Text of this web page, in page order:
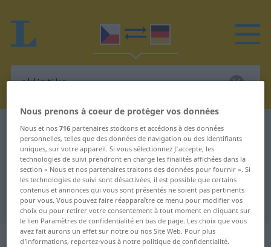
Dictionnaire Tchèque-Allemand ekliptika
Traduction Tchèque-Allemand de
"ekliptika"
"ekliptika" - traduction Allemand
„ekliptika“: feminin
Nous prenons à coeur de protéger vos données
Nous et nos716 partenaires stockons et accédons à des données
personnelles, telles que des données de navigation ou des identifiants
uniques, sur votre appareil. Si vous sélectionnez J'accepte, les
technologies de suivi prendront en charge les finalités affichées dans la
section « Nous et nos partenaires traitons des données pour fournir ». Si
les technologies de suivi sont désactivées, il est possible que certains
contenus et annonces qui vous sont présentés ne soient pas pertinents
pour vous. Vous pouvez faire réapparaître ce menu pour modifier vos
choix ou pour retirer votre consentement à tout moment en cliquant sur
le lien Paramètres de confidentialité en bas de page. Les choix que vous
avez fait aurons un effet sur notre ou nos Site Web. Pour plus
d’informations, reportez-vous à notre politique de confidentialité.